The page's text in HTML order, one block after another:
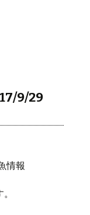
9/29
情報